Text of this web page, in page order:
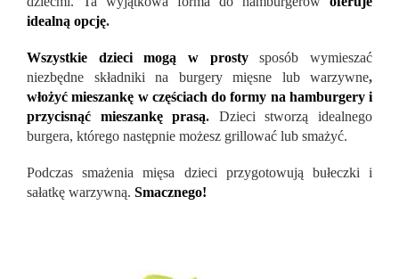
idealną opcję.
Wszystkie dzieci mogą w prostysposób wymieszać
niezbędne składniki na burgery mięsne lub warzywne,
włożyć mieszankę w częściach do formy na hamburgery i
przycisnąć mieszankę prasą. Dzieci stworzą idealnego
burgera, którego następnie możesz grillować lub smażyć.
Podczas smażenia mięsa dzieci przygotowują bułeczki i
sałatkę warzywną. Smacznego!